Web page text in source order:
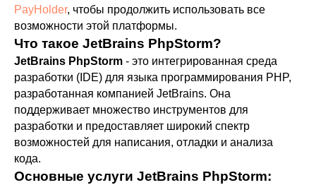
PayHolder, чтобы продолжить использовать все
возможности этой платформы.
Что такое JetBrains PhpStorm?
JetBrains PhpStorm - это интегрированная среда
разработки (IDE) для языка программирования PHP,
разработанная компанией JetBrains. Она
поддерживает множество инструментов для
разработки и предоставляет широкий спектр
возможностей для написания, отладки и анализа
кода.
Основные услуги JetBrains PhpStorm: